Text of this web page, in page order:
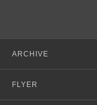
ARCHIVE
FLYER